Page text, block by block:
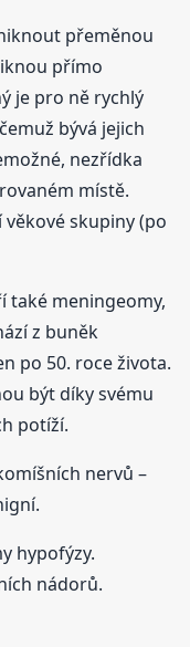
přeměnou
přímo
je pro ně rychlý
bývá jejich
nezřídka
místě.
věkové skupiny (po
také meningeomy,
z buněk
po 50. roce života.
být díky svému
potíží.
nervů –
hypofýzy.
nádorů.